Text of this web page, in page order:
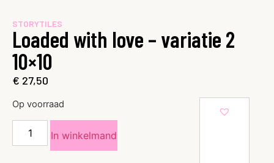
STORYTILES
Loaded with love – variatie 2
10×10
€ 27,50
Op voorraad
In winkelmand